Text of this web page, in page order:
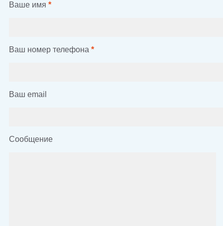
Ваше имя *
Ваш номер телефона *
Ваш email
Сообщение